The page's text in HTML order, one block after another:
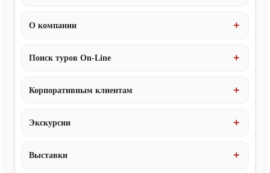
О компании
Поиск туров On-Line
Корпоративным клиентам
Экскурсии
Выставки